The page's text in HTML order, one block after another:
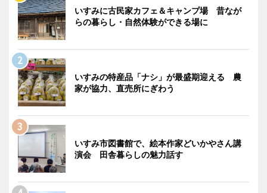
いすみに古民家カフェ＆キャンプ場 昔なが
らの暮らし・自然体験ができる場に
いすみの特産品「ナシ」が最盛期迎える 農
家が協力、直売所にぎわう
いすみ市図書館で、絵本作家どいかやさん講
演会 田舎暮らしの魅力話す